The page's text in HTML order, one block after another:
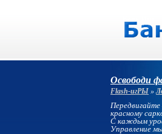
Освободи
Flash-игРЫ »
красному
С каждым
Управление